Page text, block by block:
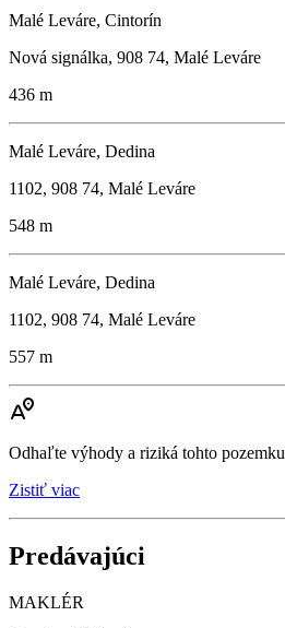
Malé Leváre, Cintorín
Nová signálka, 908 74, Malé Leváre
436 m
Malé Leváre, Dedina
1102, 908 74, Malé Leváre
548 m
Malé Leváre, Dedina
1102, 908 74, Malé Leváre
557 m
Odhaľte výhody a riziká tohto pozemku
Zistiť viac
Predávajúci
MAKLÉR